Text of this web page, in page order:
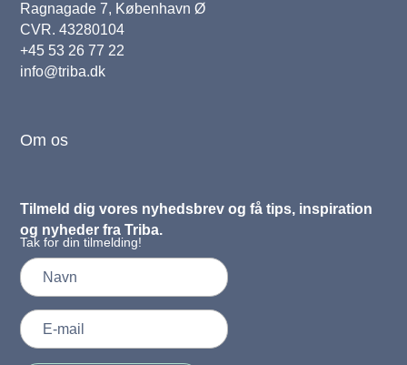
Ragnagade 7, København Ø
CVR. 43280104
+45 53 26 77 22
info@triba.dk
Om os
Tilmeld dig vores nyhedsbrev og få tips, inspiration
og nyheder fra Triba.
Tak for din tilmelding!